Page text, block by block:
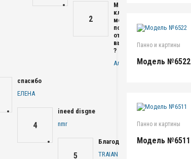
2
Модельки
класные.А
можно
по
отдельности
выложить
?
Алексей
спасибо
ЕЛЕНА
4
ineed disgne
nmr
5
Благодаря
TRAIAN
Панно и картины
Модель №6522
Панно и картины
Модель №6511